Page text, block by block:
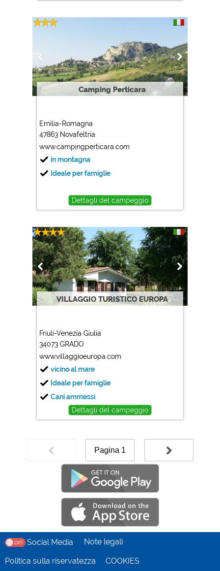
Camping Perticara
Emilia-Romagna
47863 Novafeltria
www.campingperticara.com
in montagna
Ideale per famiglie
Dettagli del campeggio
VILLAGGIO TURISTICO EUROPA
Friuli-Venezia Giulia
34073 GRADO
www.villaggioeuropa.com
vicino al mare
Ideale per famiglie
Cani ammessi
Dettagli del campeggio
Pagina 1
Social Media Note legali
Politica sulla riservatezza COOKIES